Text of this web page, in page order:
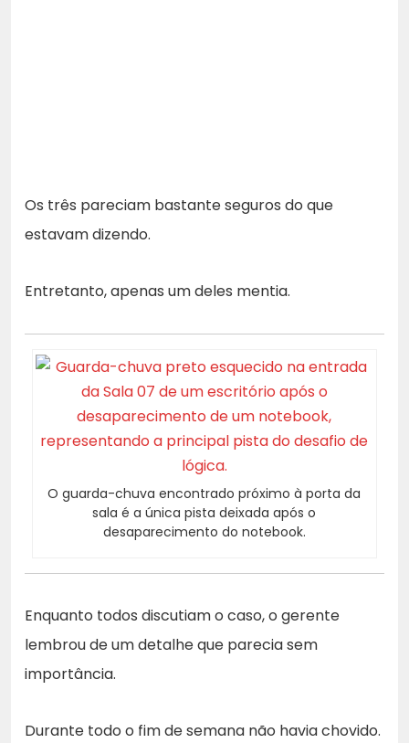
Os três pareciam bastante seguros do que
estavam dizendo.
Entretanto, apenas um deles mentia.
O guarda-chuva encontrado próximo à porta da
sala é a única pista deixada após o
desaparecimento do notebook.
Enquanto todos discutiam o caso, o gerente
lembrou de um detalhe que parecia sem
importância.
Durante todo o fim de semana não havia chovido.